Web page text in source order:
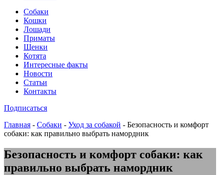
Собаки
Кошки
Лошади
Приматы
Щенки
Котята
Интересные факты
Новости
Статьи
Контакты
Подписаться
Главная - Собаки - Уход за собакой - Безопасность и комфорт
собаки: как правильно выбрать намордник
Безопасность и комфорт собаки: как
правильно выбрать намордник